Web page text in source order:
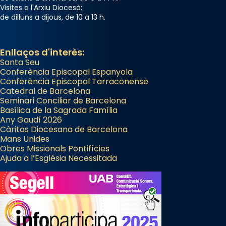
Memòria de les santes Juliana i
Acompanyant la història de sant Cugat, a
partir de l’Edat Mitjana sorgeix la tradició
que les santes Juliana (“relatiu a Júlia”) i
Semproniana (“relatiu a Semprònia =
eterna”) són deixebles seves. I l’any 1667, el
frare Joan Gaspar Roig, afirma en una obra
que les santes són filles de l’antiga Iluro.
Mataró en reivindicarà les relíquies fins que
les aconseguirà el 1772. L’ofici que es canta
a la “Missa de les Santes” (“Missa de
Glòria”) fou composta el 1848 per Mn.
Manuel Blanch, amb aire d’òpera
italianitzant; s’interpreta per privilegi
pontifici, amb orquestra i cor, i té una
Visites a l'Arxiu Diocesà:
de dilluns a dijous, de 10 a 13 h.
Enllaços d'interès:
Santa Seu
Conferència Episcopal Espanyola
Conferència Episcopal Tarraconense
Catedral de Barcelona
Seminari Conciliar de Barcelona
Basílica de la Sagrada Família
Any Gaudí 2026
Càritas Diocesana de Barcelona
Mans Unides
Obres Missionals Pontifícies
Ajuda a l’Església Necessitada